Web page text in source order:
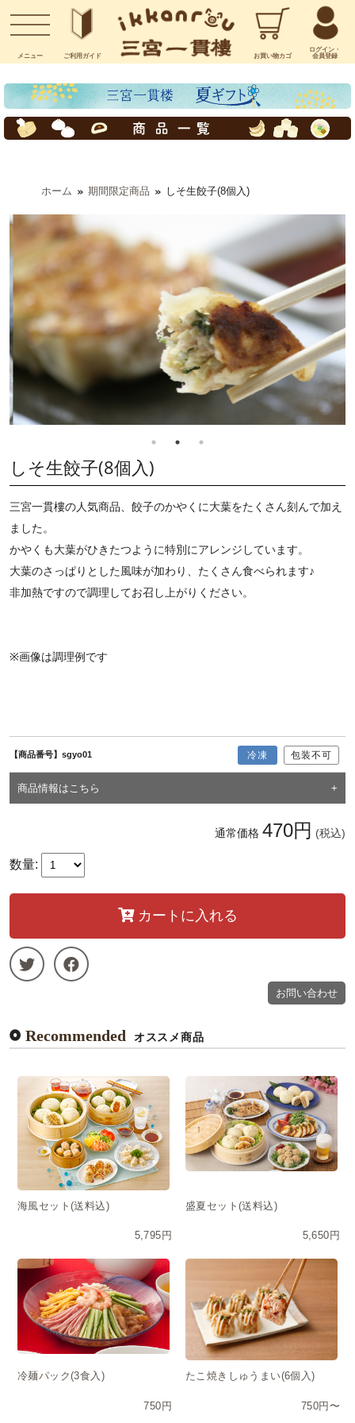
メニュー ご利用 ガイド お買い物カゴ
ログイン・
会員登録
お問い合わせ
ホーム 期間限定商品 しそ生餃子(8個入)
しそ生餃子(8個入)
三宮一貫樓の人気商品、餃子のかやくに大葉をたくさん刻んで加え
ました。
かやくも大葉がひきたつように特別にアレンジしています。
大葉のさっぱりとした風味が加わり、たくさん食べられます♪
非加熱ですので調理してお召し上がりください。
※画像は調理例です
【商品番号】sgyo01 冷凍 包装不可
商品情報はこちら
通常価格 470円 (税込)
数量:
カートに入れる
お問い合わせ
Recommended オススメ商品
海風セット(送料込)
5,795円
盛夏セット(送料込)
5,650円
冷麺パック(3食入)
750円
たこ焼きしゅうまい(6個入)
750円〜